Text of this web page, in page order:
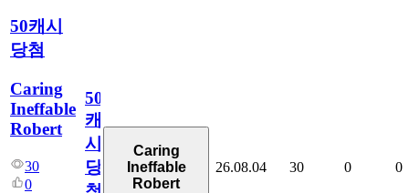
50캐시
당첨
Caring
Ineffable
Robert
30
0
50
캐
시
당
Caring
Ineffable
Robert
26.08.04 30 0 0